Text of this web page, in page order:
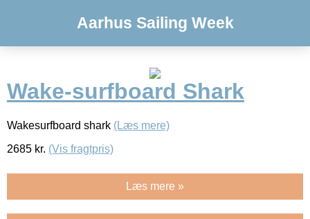
Aarhus Sailing Week
Wake-surfboard Shark
Wakesurfboard shark (Læs mere)
2685 kr. (Vis fragtpris)
Læs mere »